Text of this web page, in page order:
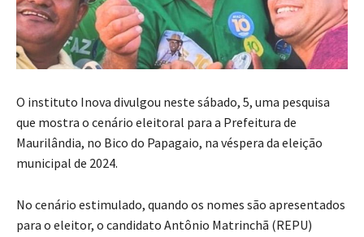
O instituto Inova divulgou neste sábado, 5, uma pesquisa
que mostra o cenário eleitoral para a Prefeitura de
Maurilândia, no Bico do Papagaio, na véspera da eleição
municipal de 2024.
No cenário estimulado, quando os nomes são apresentados
para o eleitor, o candidato Antônio Matrinchã (REPU)